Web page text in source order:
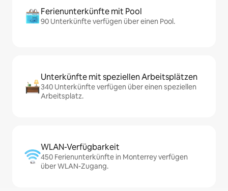
Ferienunterkünfte mit Pool
90 Unterkünfte verfügen über einen Pool.
Unterkünfte mit speziellen Arbeitsplätzen
340 Unterkünfte verfügen über einen speziellen
Arbeitsplatz.
WLAN-Verfügbarkeit
450 Ferienunterkünfte in Monterrey verfügen
über WLAN-Zugang.